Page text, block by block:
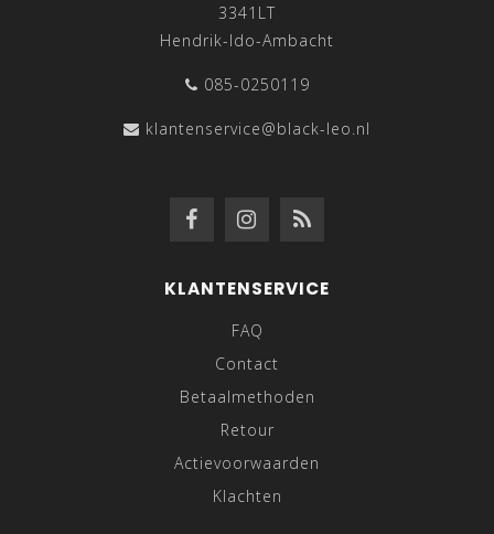
3341LT
Hendrik-Ido-Ambacht
085-0250119
klantenservice@black-leo.nl
KLANTENSERVICE
FAQ
Contact
Betaalmethoden
Retour
Actievoorwaarden
Klachten